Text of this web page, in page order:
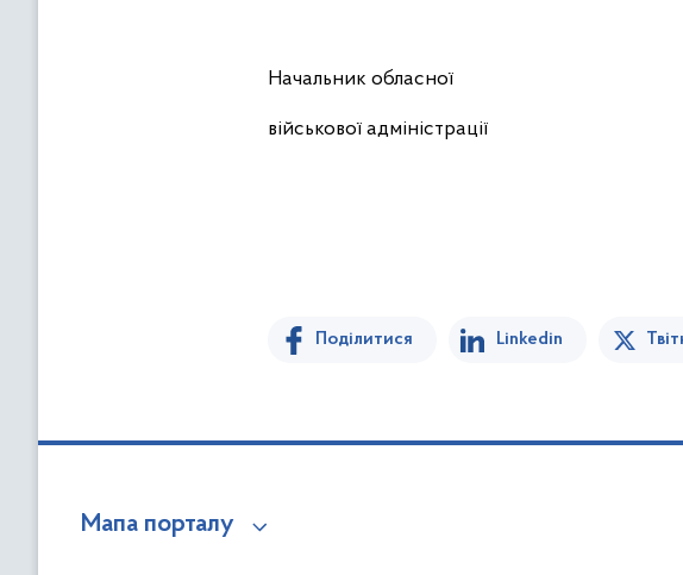
Начальник обласної
військової
Поділитися Linkedin
Мапа порталу